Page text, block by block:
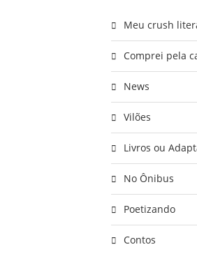
Meu crush
Comprei pela
News
Vilões
Livros ou
No Ônibus
Poetizando
Contos